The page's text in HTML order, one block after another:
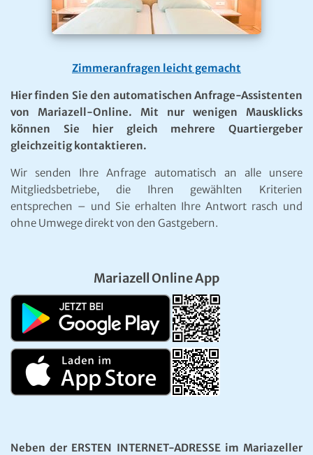
Zimmeranfragen leicht gemacht
Hier finden Sie den automatischen Anfrage-Assistenten
von Mariazell-Online. Mit nur wenigen Mausklicks
können Sie hier gleich mehrere Quartiergeber
gleichzeitig kontaktieren.
Wir senden Ihre Anfrage automatisch an alle unsere
Mitgliedsbetriebe, die Ihren gewählten Kriterien
entsprechen – und Sie erhalten Ihre Antwort rasch und
ohne Umwege direkt von den Gastgebern.
Mariazell Online App
Neben der ERSTEN INTERNET-ADRESSE im Mariazeller